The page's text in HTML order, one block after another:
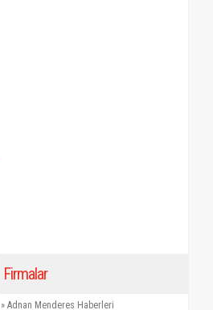
Firmalar
» Adnan Menderes Haberleri